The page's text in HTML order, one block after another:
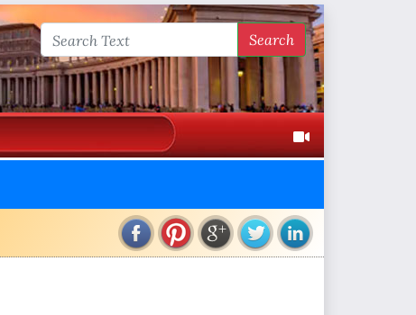
Search